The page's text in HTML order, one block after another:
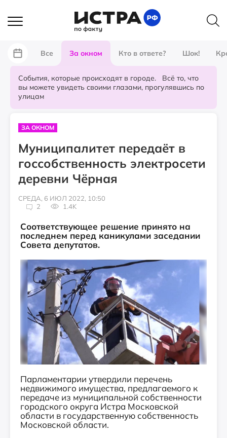
Все За окном Кто в ответе? Шок!
События, которые происходят в городе. Всё то, что
вы можете увидеть своими глазами, прогулявшись по
улицам
ЗА ОКНОМ
Муниципалитет передаёт в
госсобственность электросети
деревни Чёрная
СРЕДА, 6 ИЮЛ 2022, 10:50
2
1.4K
Соответствующее решение принято на
последнем перед каникулами заседании
Совета депутатов.
Парламентарии утвердили перечень
недвижимого имущества, предлагаемого к
передаче из муниципальной собственности
городского округа Истра Московской
области в государственную собственность
Московской области.